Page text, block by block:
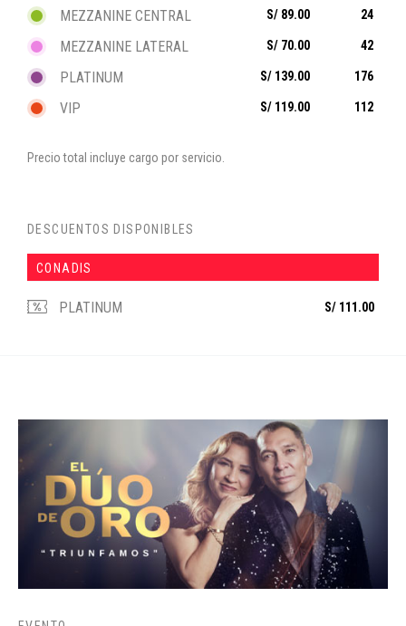
MEZZANINE CENTRAL S/ 89.00 24
MEZZANINE LATERAL S/ 70.00 42
PLATINUM S/ 139.00 176
VIP S/ 119.00 112
Precio total incluye cargo por servicio.
DESCUENTOS DISPONIBLES
CONADIS
PLATINUM S/ 111.00